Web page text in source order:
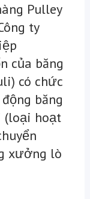
Pulley
ty
của băng
có chức
băng
(loại hoạt
xưởng lò